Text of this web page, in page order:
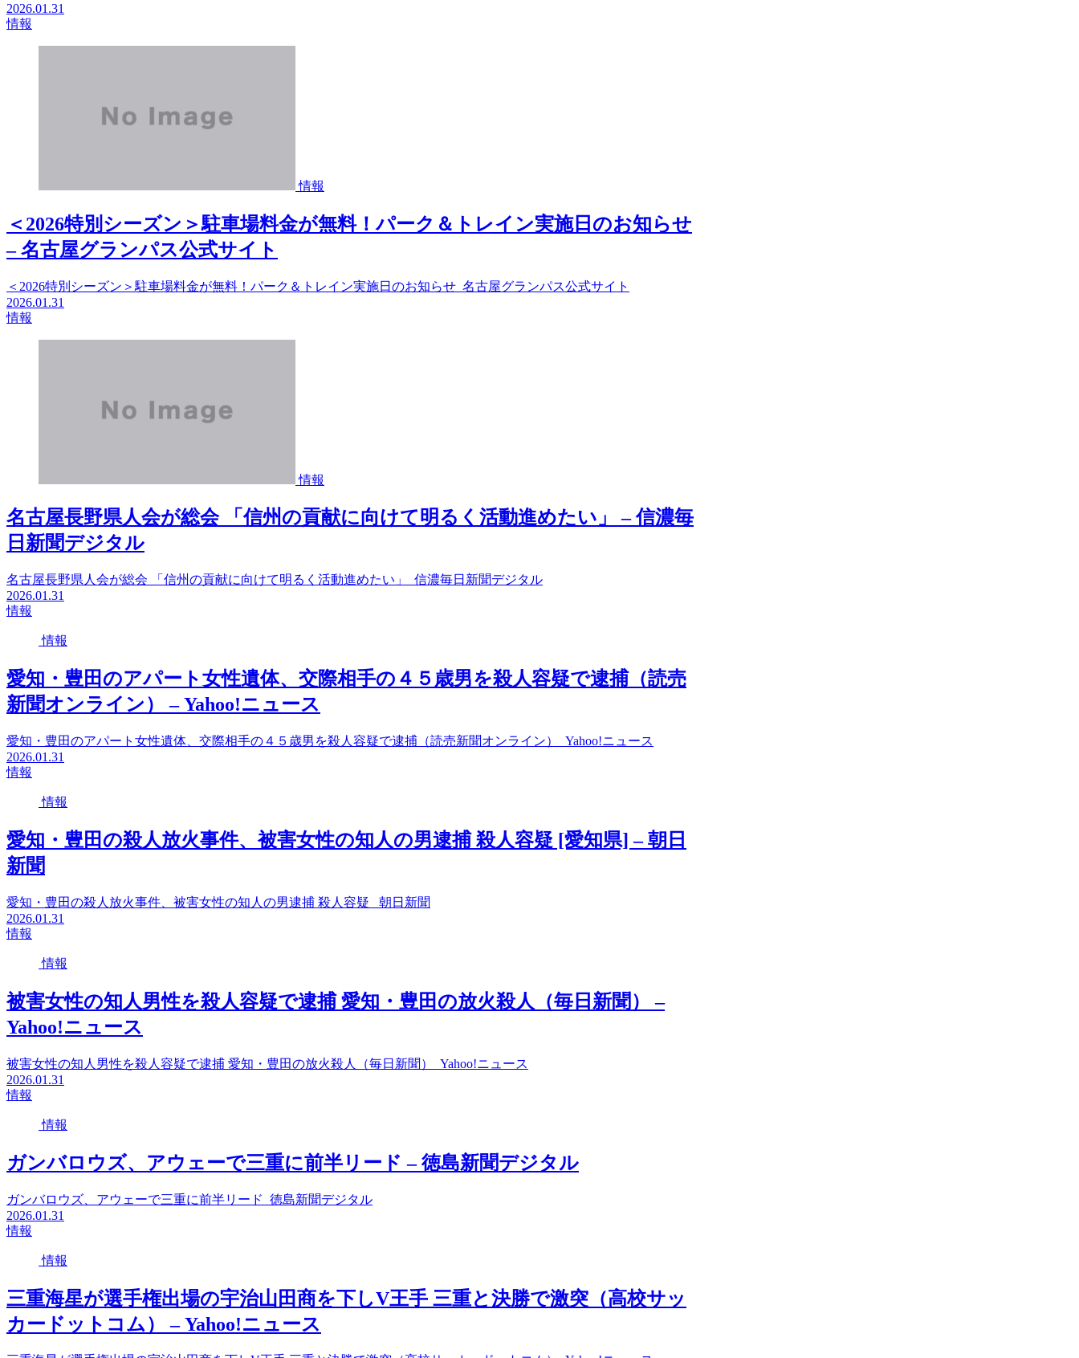
2026.01.31
情報
情報
＜2026特別シーズン＞駐車場料金が無料！パーク＆トレイン実施日のお知らせ
– 名古屋グランパス公式サイト
＜2026特別シーズン＞駐車場料金が無料！パーク＆トレイン実施日のお知らせ 名古屋グランパス公式サイト
2026.01.31
情報
情報
名古屋長野県人会が総会 「信州の貢献に向けて明るく活動進めたい」 – 信濃毎
日新聞デジタル
名古屋長野県人会が総会 「信州の貢献に向けて明るく活動進めたい」 信濃毎日新聞デジタル
2026.01.31
情報
情報
愛知・豊田のアパート女性遺体、交際相手の４５歳男を殺人容疑で逮捕（読売
新聞オンライン） – Yahoo!ニュース
愛知・豊田のアパート女性遺体、交際相手の４５歳男を殺人容疑で逮捕（読売新聞オンライン） Yahoo!ニュース
2026.01.31
情報
情報
愛知・豊田の殺人放火事件、被害女性の知人の男逮捕 殺人容疑 [愛知県] – 朝日
新聞
愛知・豊田の殺人放火事件、被害女性の知人の男逮捕 殺人容疑 朝日新聞
2026.01.31
情報
情報
被害女性の知人男性を殺人容疑で逮捕 愛知・豊田の放火殺人（毎日新聞） –
Yahoo!ニュース
被害女性の知人男性を殺人容疑で逮捕 愛知・豊田の放火殺人（毎日新聞） Yahoo!ニュース
2026.01.31
情報
情報
ガンバロウズ、アウェーで三重に前半リード – 徳島新聞デジタル
ガンバロウズ、アウェーで三重に前半リード 徳島新聞デジタル
2026.01.31
情報
情報
三重海星が選手権出場の宇治山田商を下しV王手 三重と決勝で激突（高校サッ
カードットコム） – Yahoo!ニュース